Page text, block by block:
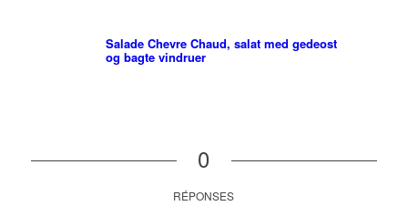
Salade Chevre Chaud, salat med gedeost
og bagte vindruer
0
RÉPONSES